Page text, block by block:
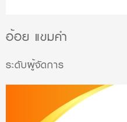
อ้อย แขมคำ
ระดับผู้จัดการ